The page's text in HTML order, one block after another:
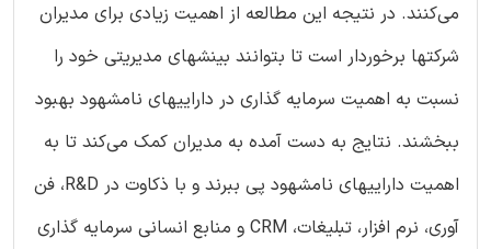
می‌کنند. در نتیجه این مطالعه از اهمیت زیادی برای مدیران
شرکتها برخوردار است تا بتوانند بینشهای مدیریتی خود را
نسبت به اهمیت سرمایه گذاری در داراییهای نامشهود بهبود
ببخشند. نتایج به دست آمده به مدیران کمک می‌کند تا به
اهمیت داراییهای نامشهود پی ببرند و با ذکاوت در R&D، فن
آوری، نرم افزار، تبلیغات، CRM و منابع انسانی سرمایه گذاری